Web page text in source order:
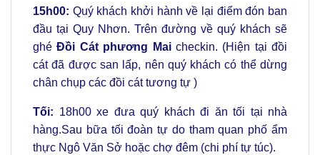
15h00: Quý khách khởi hành về lại điểm đón ban
đầu tại Quy Nhơn. Trên đường về quý khách sẽ
ghéĐồi Cát phương Maicheckin. (Hiện tại đồi
cát đã được san lấp, nên quý khách có thể dừng
chân chụp các đồi cát tương tự )
Tối: 18h00 xe đưa quý khách đi ăn tối tại nhà
hàng.Sau bữa tối đoàn tự do tham quan phố ẩm
thực Ngô Văn Sở hoặc chợ đêm (chi phí tự túc).